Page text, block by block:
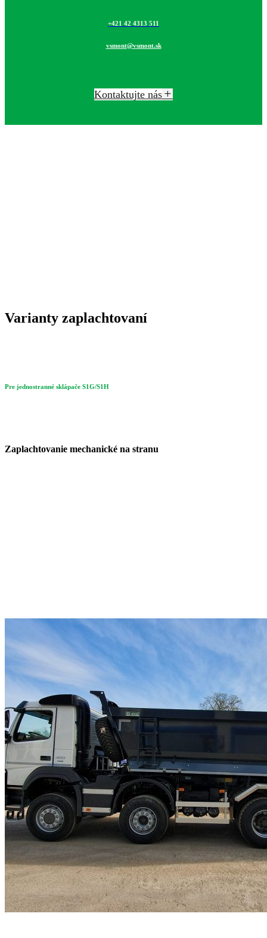
+421 42 4313 511
vsmont@vsmont.sk
Kontaktujte nás
Varianty zaplachtovaní
Pre jednostranné sklápače S1G/S1H
Zaplachtovanie mechanické na stranu